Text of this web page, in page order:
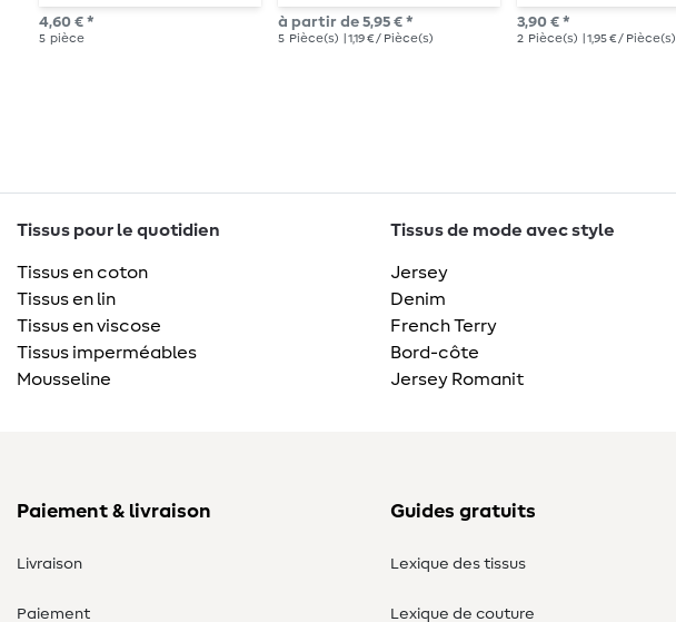
pièces
4,60 € *
5 pièce
machines à coudre
à partir de 5,95 € *
5 Pièce(s) | 1,19 € / Pièce(s)
3,90 € *
2 Pièce(s) | 1,95 € / Pièce(s)
Tissus pour le quotidien
Tissus en coton
Tissus en lin
Tissus en viscose
Tissus imperméables
Mousseline
Tissus de mode avec style
Jersey
Denim
French Terry
Bord-côte
Jersey Romanit
Paiement & livraison
Livraison
Paiement
Guides gratuits
Lexique des tissus
Lexique de couture